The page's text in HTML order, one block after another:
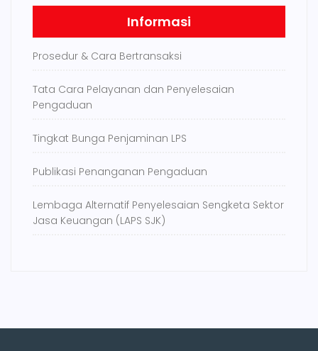
Informasi
Prosedur & Cara Bertransaksi
Tata Cara Pelayanan dan Penyelesaian
Pengaduan
Tingkat Bunga Penjaminan LPS
Publikasi Penanganan Pengaduan
Lembaga Alternatif Penyelesaian Sengketa Sektor
Jasa Keuangan (LAPS SJK)